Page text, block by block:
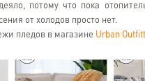
потому что пока
от холодов просто нет.
пледов в магазине Urban